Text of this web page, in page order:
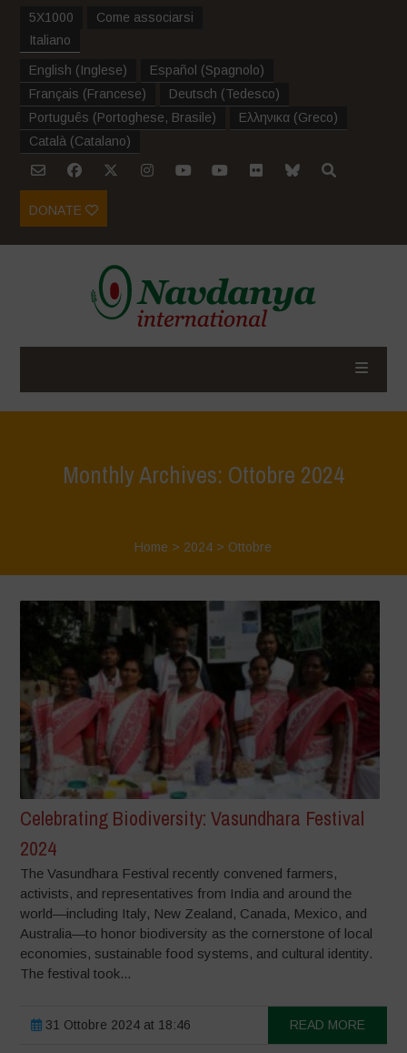
5X1000
Come associarsi
Italiano
English (Inglese) Español (Spagnolo)
Français (Francese) Deutsch (Tedesco)
Português (Portoghese, Brasile) Ελληνικα (Greco)
Català (Catalano)
DONATE
Monthly Archives: Ottobre 2024
Home > 2024 > Ottobre
Celebrating Biodiversity: Vasundhara Festival
2024
The Vasundhara Festival recently convened farmers,
activists, and representatives from India and around the
world—including Italy, New Zealand, Canada, Mexico, and
Australia—to honor biodiversity as the cornerstone of local
economies, sustainable food systems, and cultural identity.
The festival took...
31 Ottobre 2024 at 18:46 READ MORE